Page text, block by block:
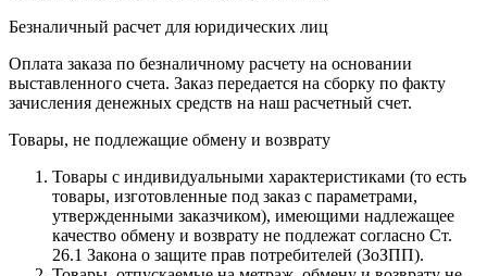
Безналичный расчет для юридических лиц
Оплата заказа по безналичному расчету на основании
выставленного счета. Заказ передается на сборку по факту
зачисления денежных средств на наш расчетный счет.
Товары, не подлежащие обмену и возврату
Товары с индивидуальными характеристиками (то есть
товары, изготовленные под заказ с параметрами,
утвержденными заказчиком), имеющими надлежащее
качество обмену и возврату не подлежат согласно Ст.
26.1 Закона о защите прав потребителей (ЗоЗПП).